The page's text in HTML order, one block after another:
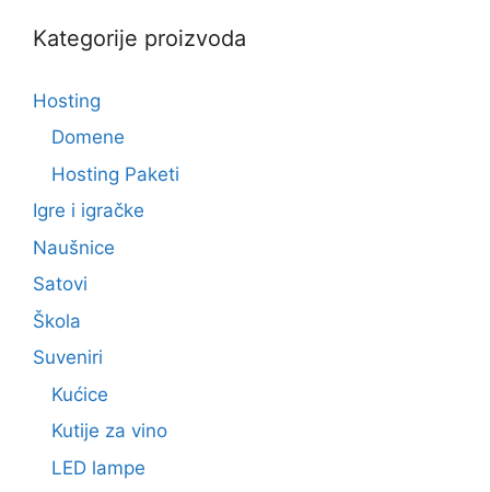
Kategorije proizvoda
Hosting
Domene
Hosting Paketi
Igre i igračke
Naušnice
Satovi
Škola
Suveniri
Kućice
Kutije za vino
LED lampe